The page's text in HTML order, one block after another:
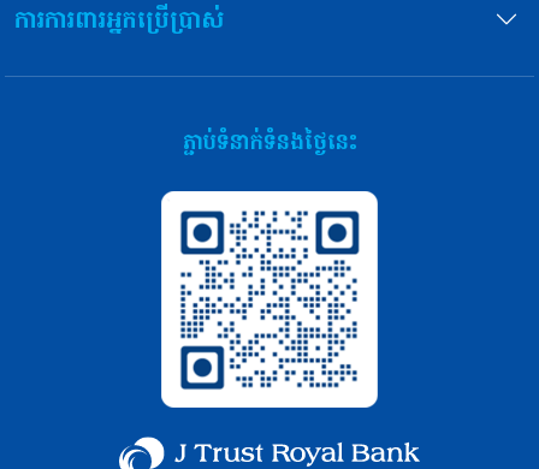
ការការពារអ្នកប្រើប្រាស់
ភ្ជាប់ទំនាក់ទំនងថ្ងៃនេះ